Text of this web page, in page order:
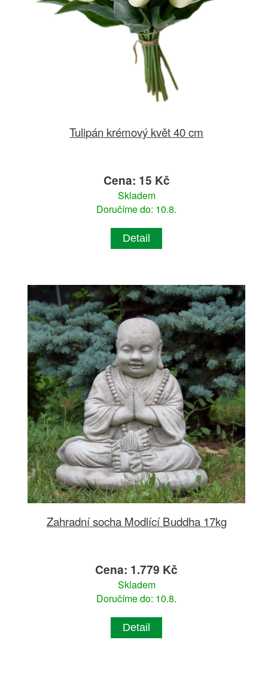
Tulipán krémový květ 40 cm
Cena: 15 Kč
Skladem
Doručíme do: 10.8.
Detail
Zahradní socha Modlící Buddha 17kg
Cena: 1.779 Kč
Skladem
Doručíme do: 10.8.
Detail